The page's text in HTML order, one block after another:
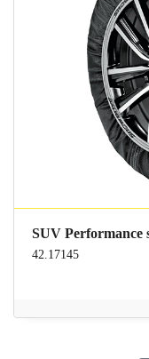
SUV Performance
42.17145